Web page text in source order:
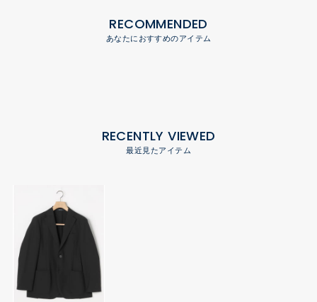
RECOMMENDED
あなたにおすすめのアイテム
RECENTLY VIEWED
最近見たアイテム